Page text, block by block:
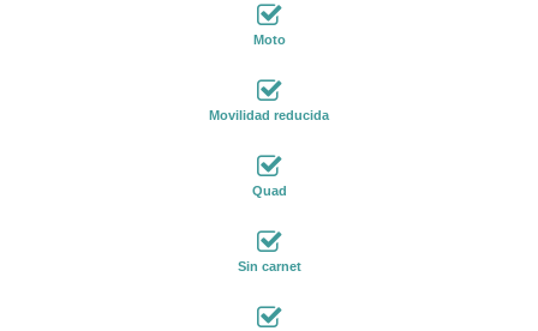
Moto
Movilidad reducida
Quad
Sin carnet